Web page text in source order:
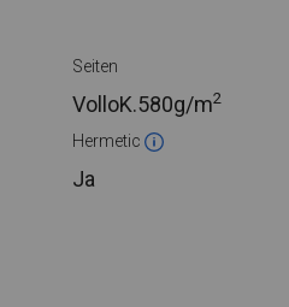
Seiten
VolloK.580g/m2
Hermetic
Ja